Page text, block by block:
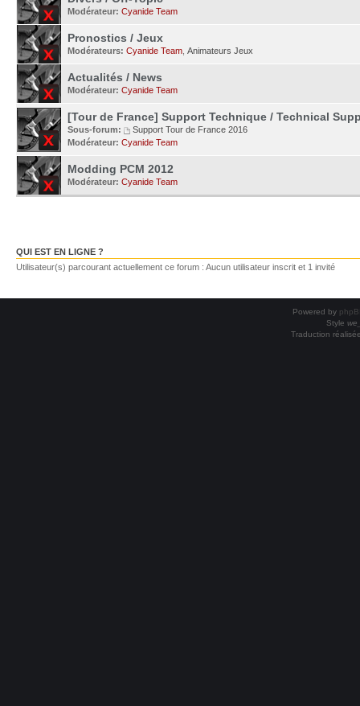
Modérateur: Cyanide Team
Pronostics / Jeux
Modérateurs: Cyanide Team Animateurs Jeux
Actualités / News
Modérateur: Cyanide Team
[Tour de France] Support Technique / Technical
Sous-forum:
Support Tour de France 2016
Modérateur: Cyanide Team
Modding PCM 2012
Modérateur: Cyanide Team
QUI EST EN LIGNE ?
Utilisateur(s) parcourant actuellement ce forum : Aucun utilisateur inscrit et 1 invité
Powered by
Style
Traduction